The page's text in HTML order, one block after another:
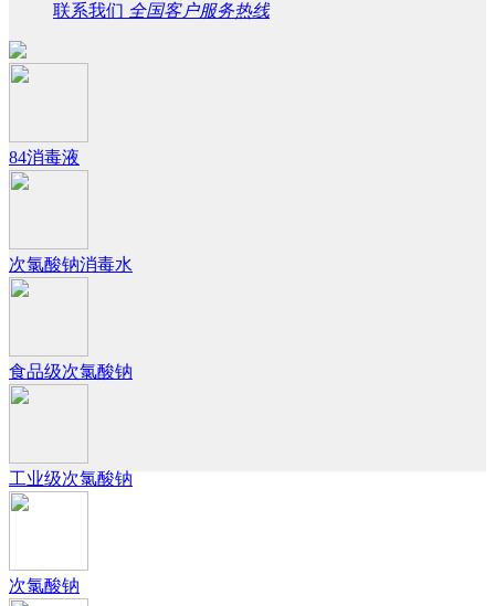
联系我们 全国客户服务热线
84消毒液
次氯酸钠消毒水
食品级次氯酸钠
工业级次氯酸钠
次氯酸钠